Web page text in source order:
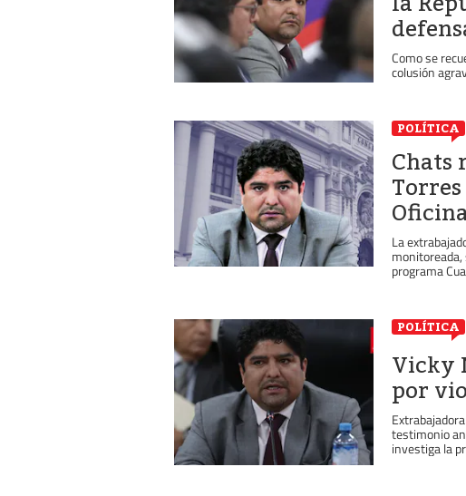
Como se
colusión
POLÍTICA
Chats
La
programa
POLÍTICA
Vicky
por
testimonio
investiga la